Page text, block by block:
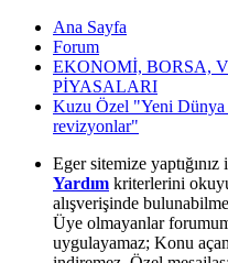
Ana Sayfa
Forum
EKONOMİ, BORSA,
PİYASALARI
Kuzu Özel "Yeni
revizyonlar"
Eger sitemize
Yardım kriterlerini
alışverişinde
Üye olmayanlar
uygulayamaz; Konu